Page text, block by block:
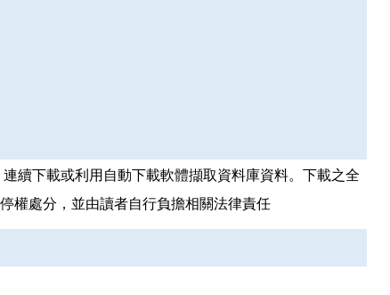
續下載或利用自動下載軟體擷取資料庫資料。下載之全
權處分，並由讀者自行負擔相關法律責任